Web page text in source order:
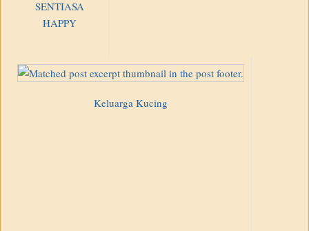
SENTIASA
HAPPY
Keluarga Kucing